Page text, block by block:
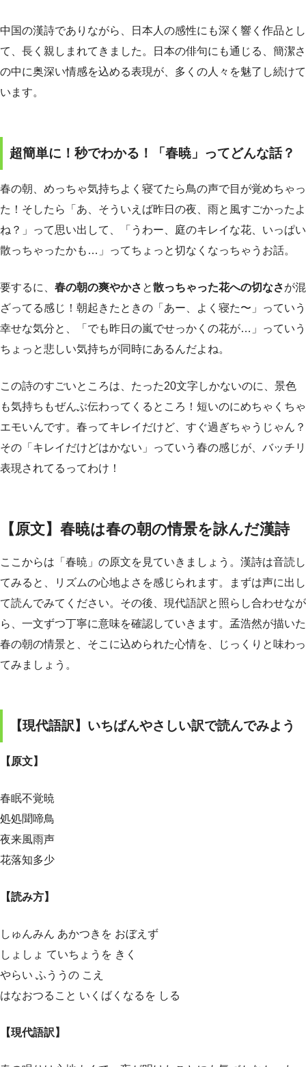
中国の漢詩でありながら、日本人の感性にも深く響く作品とし
て、長く親しまれてきました。日本の俳句にも通じる、簡潔さ
の中に奥深い情感を込める表現が、多くの人々を魅了し続けて
います。
超簡単に！秒でわかる！「春暁」ってどんな話？
春の朝、めっちゃ気持ちよく寝てたら鳥の声で目が覚めちゃっ
た！そしたら「あ、そういえば昨日の夜、雨と風すごかったよ
ね？」って思い出して、「うわー、庭のキレイな花、いっぱい
散っちゃったかも…」ってちょっと切なくなっちゃうお話。
要するに、 春の朝の爽やかさ と散っちゃった花への切なさが混
ざってる感じ！朝起きたときの「あー、よく寝た〜」っていう
幸せな気分と、「でも昨日の嵐でせっかくの花が…」っていう
ちょっと悲しい気持ちが同時にあるんだよね。
この詩のすごいところは、たった20文字しかないのに、景色
も気持ちもぜんぶ伝わってくるところ！短いのにめちゃくちゃ
エモいんです。春ってキレイだけど、すぐ過ぎちゃうじゃん？
その「キレイだけどはかない」っていう春の感じが、バッチリ
表現されてるってわけ！
【原文】春暁は春の朝の情景を詠んだ漢詩
ここからは「春暁」の原文を見ていきましょう。漢詩は音読し
てみると、リズムの心地よさを感じられます。まずは声に出し
て読んでみてください。その後、現代語訳と照らし合わせなが
ら、一文ずつ丁寧に意味を確認していきます。孟浩然が描いた
春の朝の情景と、そこに込められた心情を、じっくりと味わっ
てみましょう。
【現代語訳】いちばんやさしい訳で読んでみよう
【原文】
春眠不覚暁
処処聞啼鳥
夜来風雨声
花落知多少
【読み方】
しゅんみん あかつきを おぼえず
しょしょ ていちょうを きく
やらい ふううの こえ
はなおつること いくばくなるを しる
【現代語訳】